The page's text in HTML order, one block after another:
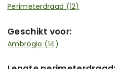
Perimeterdraad (12)
Geschikt voor:
Ambrogio (14)